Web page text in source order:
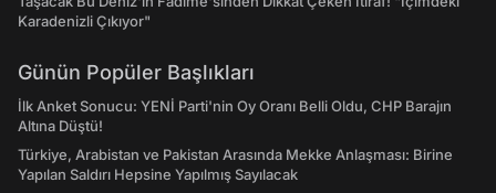
Karadenizli Çıkıyor"
Günün Popüler Başlıkları
İlk Anket Sonucu: YENİ Parti'nin Oy Oranı Belli Oldu, CHP Barajın
Altına Düştü!
Türkiye, Arabistan ve Pakistan Arasında Mekke Anlaşması: Birine
Yapılan Saldırı Hepsine Yapılmış Sayılacak